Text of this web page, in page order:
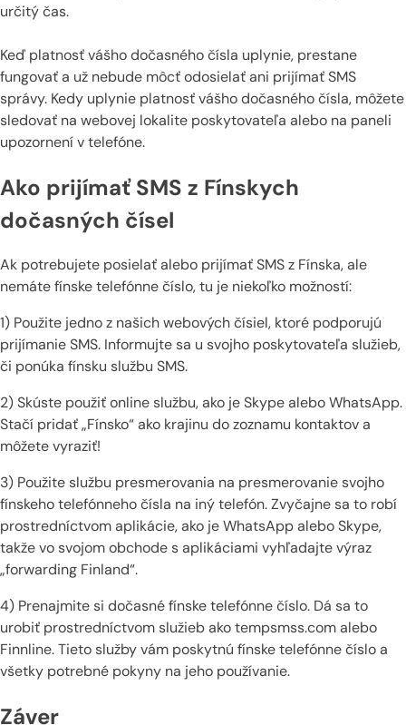
určitý čas.
Keď platnosť vášho dočasného čísla uplynie, prestane
fungovať a už nebude môcť odosielať ani prijímať SMS
správy. Kedy uplynie platnosť vášho dočasného čísla, môžete
sledovať na webovej lokalite poskytovateľa alebo na paneli
upozornení v telefóne.
Ako prijímať SMS z Fínskych
dočasných čísel
Ak potrebujete posielať alebo prijímať SMS z Fínska, ale
nemáte fínske telefónne číslo, tu je niekoľko možností:
1) Použite jedno z našich webových čísiel, ktoré podporujú
prijímanie SMS. Informujte sa u svojho poskytovateľa služieb,
či ponúka fínsku službu SMS.
2) Skúste použiť online službu, ako je Skype alebo WhatsApp.
Stačí pridať „Fínsko“ ako krajinu do zoznamu kontaktov a
môžete vyraziť!
3) Použite službu presmerovania na presmerovanie svojho
fínskeho telefónneho čísla na iný telefón. Zvyčajne sa to robí
prostredníctvom aplikácie, ako je WhatsApp alebo Skype,
takže vo svojom obchode s aplikáciami vyhľadajte výraz
„forwarding Finland“.
4) Prenajmite si dočasné fínske telefónne číslo. Dá sa to
urobiť prostredníctvom služieb ako tempsmss.com alebo
Finnline. Tieto služby vám poskytnú fínske telefónne číslo a
všetky potrebné pokyny na jeho používanie.
Záver